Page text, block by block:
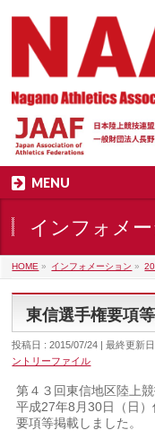
MENU
インフォメ
HOME » インフォメーション »
東信選手権要項
投稿日 : 2015/07/24 最終更新
ントリーファイル
第４３回東信地区陸上
平成27年8月30日（日
要項等掲載しました。